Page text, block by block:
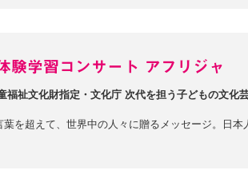
験学習コンサート アフリジャ
福祉文化財指定・文化庁 次代を担う子どもの文化
葉を超えて、世界中の人々に贈るメッセージ。日